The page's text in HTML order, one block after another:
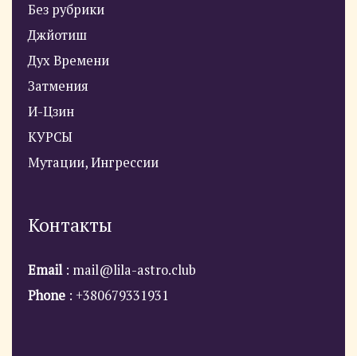
Без рубрики
Джйотиш
Дух Времени
Затмения
И-Цзин
КУРСЫ
Мутации, Ингрессии
Контакты
Email: mail@lila-astro.club
Phone : +380679331931